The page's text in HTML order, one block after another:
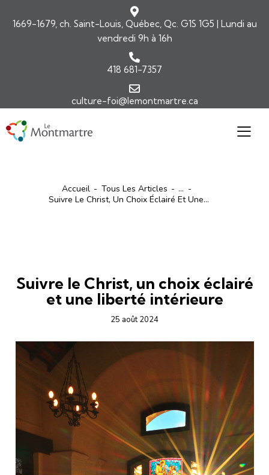
1669-1679, ch. Saint-Louis, Québec, Qc. G1S 1G5 | Lundi au
vendredi 9h à 16h
418 681-7357
culture-foi@lemontmartre.ca
Accueil Tous Les Articles
...
Suivre Le Christ, Un Choix Éclairé Et Une...
Suivre le Christ, un choix éclairé
et une liberté intérieure
25 août 2024